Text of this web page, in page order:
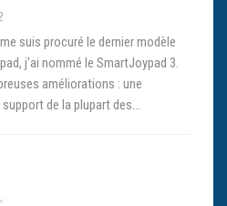
suis procuré le dernier modèle
j'ai nommé le SmartJoypad 3.
améliorations : une
de la plupart des…